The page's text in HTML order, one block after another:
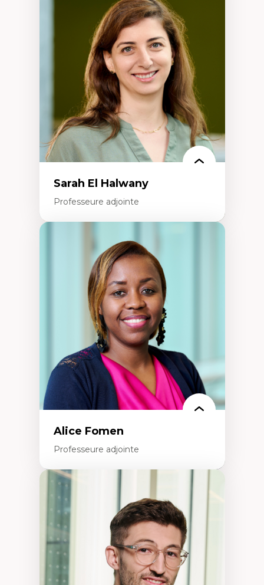
Pédagogies critiques et justice sociale
Éthique relationnelle et sollicitude en
éducation
Décolonisation et autochtonisation de la
formation à l’enseignement
Littératie et didactique du français
Éducation inclusive
Formation à l’enseignement en contexte
francophone minoritaire
Identité linguistique et culturelle
Recherche-action et approches
participatives
Leadership éducatif et pratiques réflexives
Éducation durable et bien-être en
enseignement
Sarah El Halwany
Professeure adjointe
Les apports pédagogiques des théories de
l'affect, du posthumanisme, du féminisme
dans l'éducation aux sciences
L'apprentissage des sciences/STIM dans une
perspective socioécologique de care
L’insertion professionnelle des
enseignant.e.s
Alice Fomen
Professeure adjointe
Expertises
Acceptabilité, acceptation et adoption des
technologies
Technologies d'apprentissage innovantes
Insertion professionnelle du nouveau
personnel enseignant
Construction identitaire en milieu
minoritaire francophone
Technologies éducatives pour la formation
continue